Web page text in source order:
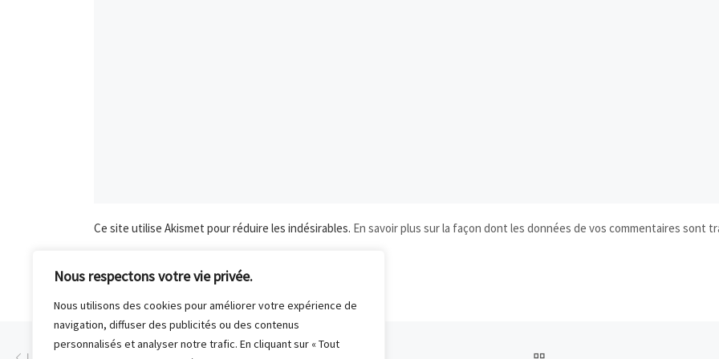
Nous respectons votre vie privée.
Nous utilisons des cookies pour améliorer votre expérience de
navigation, diffuser des publicités ou des contenus
personnalisés et analyser notre trafic. En cliquant sur « Tout
Ce site utilise Akismet pour réduire les indésirables. En savoir plus sur la façon dont les données de vos commentaires sont
Parcourir les articles
Article précédent
RETOUR À LA LISTE DES